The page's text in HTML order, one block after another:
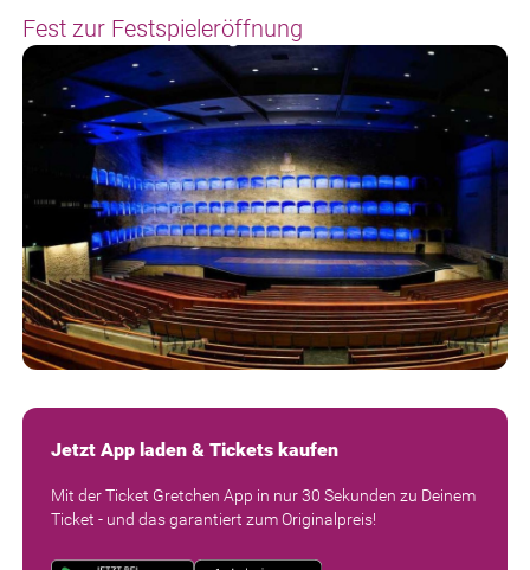
Fest zur Festspieleröffnung
Jetzt App laden & Tickets kaufen
Mit der Ticket Gretchen App in nur 30 Sekunden zu Deinem
Ticket - und das garantiert zum Originalpreis!